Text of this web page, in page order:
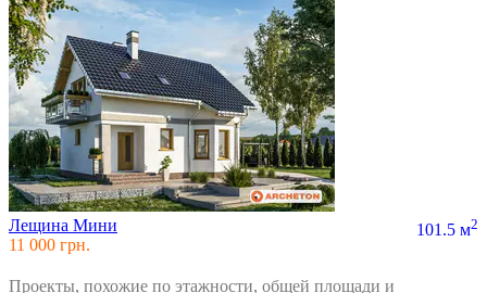
Лещина Мини 101.5 м2
11 000 грн.
Проекты, похожие по этажности, общей площади и